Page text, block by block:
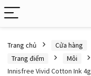
Trang chủ Cửa hàng
Trang điểm
Môi
Innisfree Vivid Cotton Ink 4g